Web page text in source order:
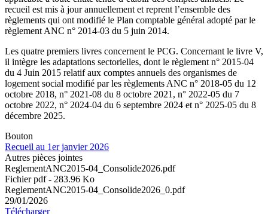
recueil est mis à jour annuellement et reprent l’ensemble des
règlements qui ont modifié le Plan comptable général adopté par le
règlement ANC n° 2014-03 du 5 juin 2014.
Les quatre premiers livres concernent le PCG. Concernant le livre V,
il intègre les adaptations sectorielles, dont le règlement n° 2015-04
du 4 Juin 2015 relatif aux comptes annuels des organismes de
logement social modifié par les règlements ANC n° 2018-05 du 12
octobre 2018, n° 2021-08 du 8 octobre 2021, n° 2022-05 du 7
octobre 2022, n° 2024-04 du 6 septembre 2024 et n° 2025-05 du 8
décembre 2025.
Bouton
Recueil au 1er janvier 2026
Autres pièces jointes
ReglementANC2015-04_Consolide2026.pdf
Fichier pdf - 283.96 Ko
ReglementANC2015-04_Consolide2026_0.pdf
29/01/2026
Télécharger